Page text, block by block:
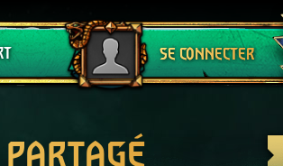
SE CONNECTER
Se déconnecter
partagé